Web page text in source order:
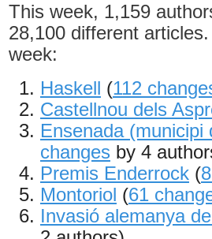
This week, 1,159
28,100 different
week:
Haskell (112
Castellnou dels
Ensenada (municipi
changes by 4
Premis Enderrock (
Montoriol (61
Invasió alemanya